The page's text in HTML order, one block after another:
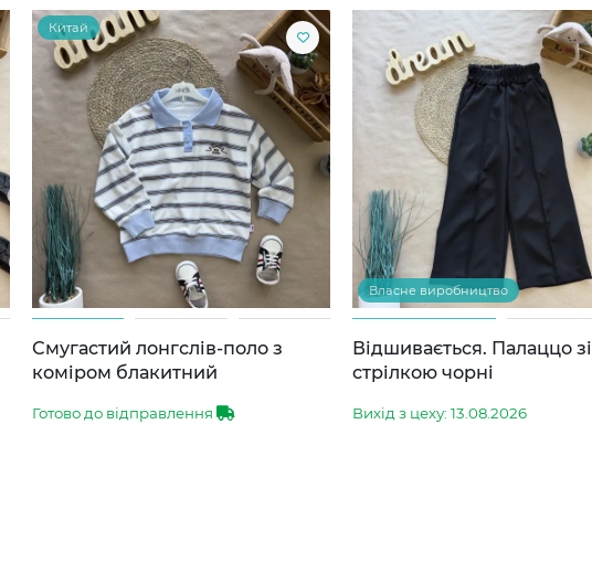
Китай
Смугастий лонгслів-поло з
коміром блакитний
Готово до відправлення
Власне виробництво
Відшивається. Палаццо зі
стрілкою чорні
Вихід з цеху: 13.08.2026